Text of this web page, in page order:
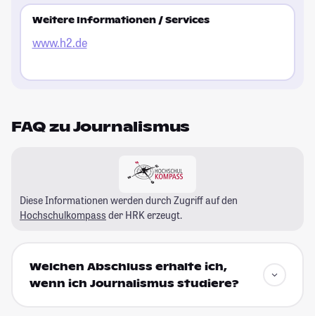
Weitere Informationen / Services
www.h2.de
FAQ zu Journalismus
Diese Informationen werden durch Zugriff auf den
Hochschulkompass der HRK erzeugt.
Welchen Abschluss erhalte ich,
wenn ich Journalismus studiere?